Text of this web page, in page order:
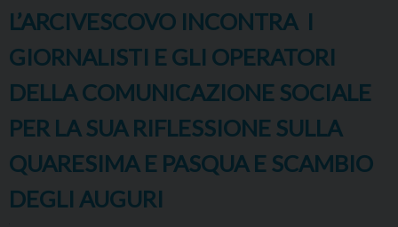
L’ARCIVESCOVO INCONTRA I
GIORNALISTI E GLI OPERATORI
DELLA COMUNICAZIONE SOCIALE
PER LA SUA RIFLESSIONE SULLA
QUARESIMA E PASQUA E SCAMBIO
DEGLI AUGURI